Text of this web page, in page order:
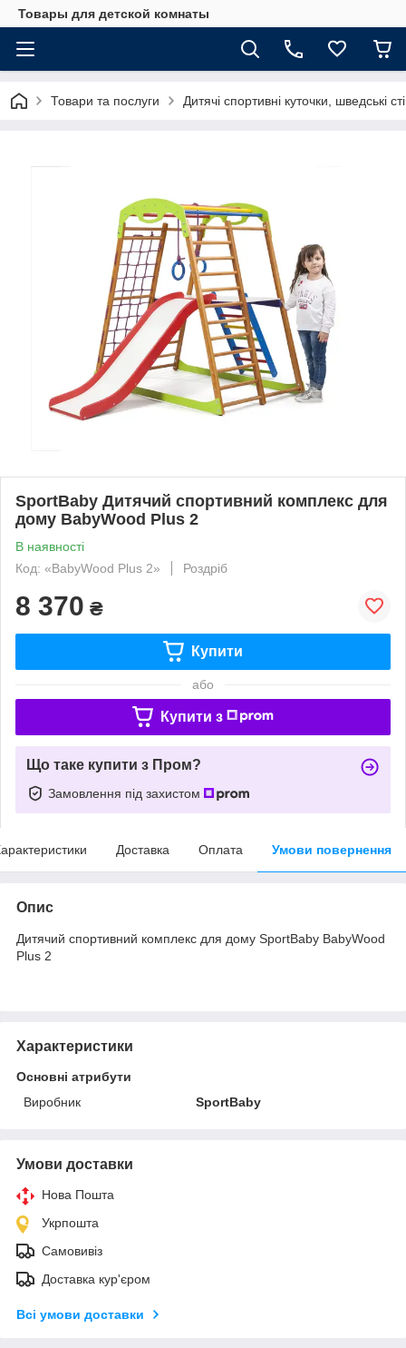
Товары для детской комнаты
Товари та послуги Дитячі спортивні куточки, шведські
SportBaby Дитячий спортивний комплекс для
дому BabyWood Plus 2
В наявності
Код: «BabyWood Plus 2»
Роздріб
8 370 ₴
Купити
або
Купити з
Що таке купити з Пром?
Замовлення під захистом
Доставка Оплата Умови повернення
Опис
Дитячий спортивний комплекс для дому SportBaby BabyWood
Plus 2
Характеристики
Основні атрибути
Виробник
SportBaby
Умови доставки
Нова Пошта
Укрпошта
Самовивіз
Доставка кур'єром
Всі умови доставки